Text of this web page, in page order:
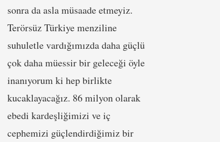
sonra da asla müsaade etmeyiz.
Terörsüz Türkiye menziline
suhuletle vardığımızda daha güçlü
çok daha müessir bir geleceği öyle
inanıyorum ki hep birlikte
kucaklayacağız. 86 milyon olarak
ebedi kardeşliğimizi ve iç
cephemizi güçlendirdiğimiz bir